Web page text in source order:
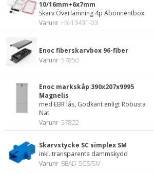
10/16mm+6x7mm
Skarv Överlämning 4p Abonnentbox
Varunr HX-13431-03
Enoc fiberskarvbox 96-fiber
Varunr 57850
Enoc markskåp 390x207x9995
Magnelis
med EBR lås, Godkänt enligt Robusta
Nät
Varunr 57822
Skarvstycke SC simplex SM
inkl. transparenta dammskydd
Varunr BBAD-SCS/SM